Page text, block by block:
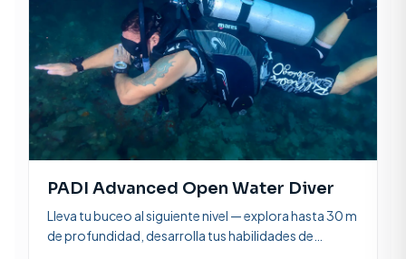
PADI Advanced Open Water Diver
Lleva tu buceo al siguiente nivel — explora hasta 30 m
de profundidad, desarrolla tus habilidades de